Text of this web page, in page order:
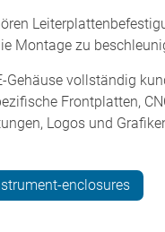
Montage zu
Gehäuse vollständig
Frontplatten,
Logos und
enclosures